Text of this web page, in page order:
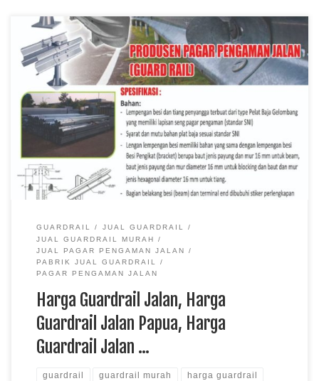
Harga Guardrail Jalan, Harga Guardrail Jalan Papua, Harga
Guardrail Jalan Jakarta, Harga Guardrail Jalan Kalimantan
GUARDRAIL
JUAL GUARDRAIL
JUAL GUARDRAIL MURAH
JUAL PAGAR PENGAMAN JALAN
PABRIK JUAL GUARDRAIL
PAGAR PENGAMAN JALAN
Harga Guardrail Jalan, Harga
Guardrail Jalan Papua, Harga
Guardrail Jalan …
guardrail guardrail murah harga guardrail